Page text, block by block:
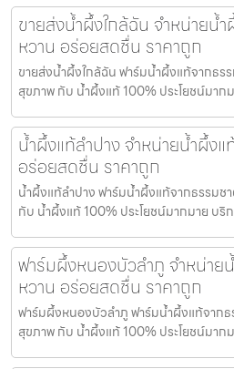
ขายส่งน้ำผึ้งใกล้ฉัน จำหน่ายน้
หวาน อร่อยสดชื่น ราคาถูก
ขายส่งน้ำผึ้งใกล้ฉัน ฟาร์มน้ำผึ้งแท้จากธร
สุขภาพ กับ น้ำผึ้งแท้ 100% ประโยชน์มาก
น้ำผึ้งแท้ลำปาง จำหน่ายน้ำผึ้ง
อร่อยสดชื่น ราคาถูก
น้ำผึ้งแท้ลำปาง ฟาร์มน้ำผึ้งแท้จากธรรมช
กับ น้ำผึ้งแท้ 100% ประโยชน์มากมาย บริ
ฟาร์มผึ้งหนองบัวลำภู จำหน่าย
หวาน อร่อยสดชื่น ราคาถูก
ฟาร์มผึ้งหนองบัวลำภู ฟาร์มน้ำผึ้งแท้จากธ
สุขภาพ กับ น้ำผึ้งแท้ 100% ประโยชน์มาก